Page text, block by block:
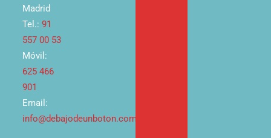
Madrid
Tel.: 91
557 00 53
Móvil:
625 466
901
Email:
info@debajodeunboton.com